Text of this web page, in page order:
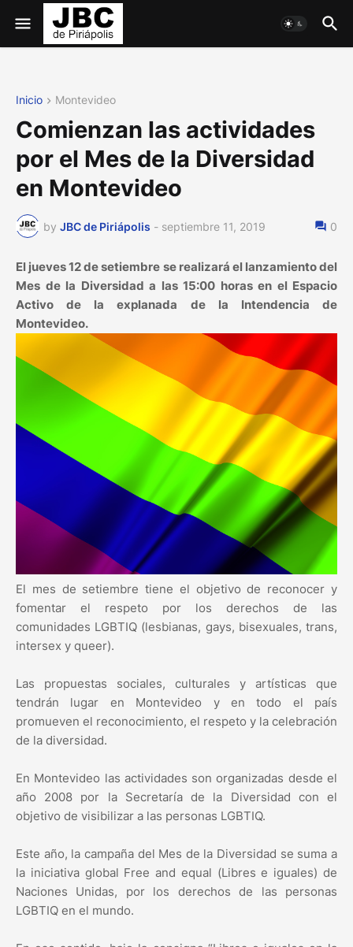
Inicio Montevideo
Comienzan las actividades
por el Mes de la Diversidad
en Montevideo
by JBC de Piriápolis - septiembre 11, 2019 0
El jueves 12 de setiembre se realizará el lanzamiento del
Mes de la Diversidad a las 15:00 horas en el Espacio
Activo de la explanada de la Intendencia de
Montevideo.
El mes de setiembre tiene el objetivo de reconocer y
fomentar el respeto por los derechos de las
comunidades LGBTIQ (lesbianas, gays, bisexuales, trans,
intersex y queer).
Las propuestas sociales, culturales y artísticas que
tendrán lugar en Montevideo y en todo el país
promueven el reconocimiento, el respeto y la celebración
de la diversidad.
En Montevideo las actividades son organizadas desde el
año 2008 por la Secretaría de la Diversidad con el
objetivo de visibilizar a las personas LGBTIQ.
Este año, la campaña del Mes de la Diversidad se suma a
la iniciativa global Free and equal (Libres e iguales) de
Naciones Unidas, por los derechos de las personas
LGBTIQ en el mundo.